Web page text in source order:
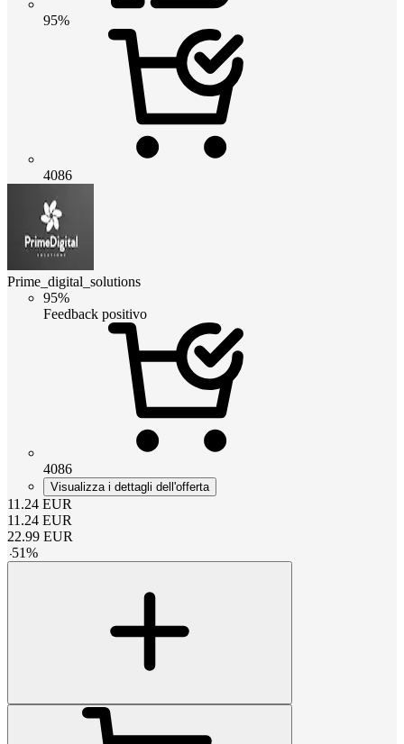
95%
4086
Prime_digital_solutions
95%
Feedback positivo
4086
Visualizza i dettagli dell'offerta
11.24 EUR
11.24 EUR
22.99 EUR
-51%